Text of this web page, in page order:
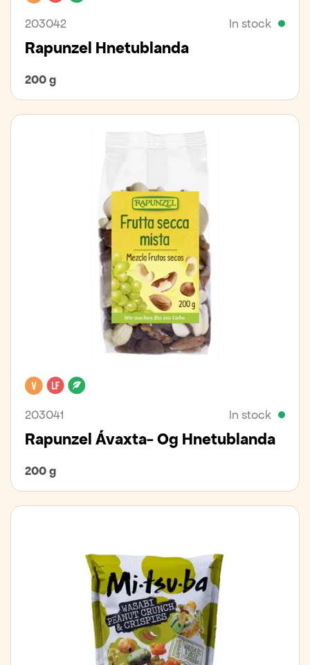
203042 In stock
Rapunzel Hnetublanda
200 g
VeganLactose free
203041 In stock
Rapunzel Ávaxta- Og Hnetublanda
200 g